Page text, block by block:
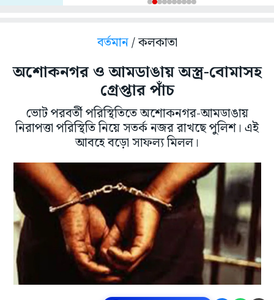
বর্তমান/ কলকাতা
অশোকনগর ও আমডাঙায় অস্ত্র-বোমাসহ
গ্রেপ্তার পাঁচ
ভোট পরবর্তী পরিস্থিতিতে অশোকনগর-আমডাঙায়
নিরাপত্তা পরিস্থিতি নিয়ে সতর্ক নজর রাখছে পুলিশ। এই
আবহে বড়ো সাফল্য মিলল।